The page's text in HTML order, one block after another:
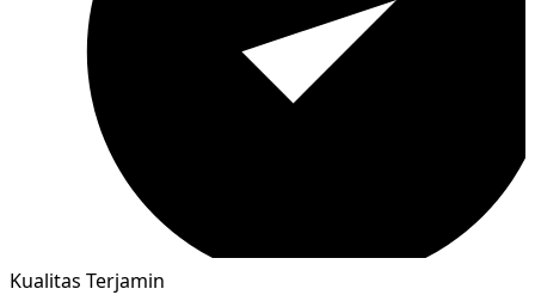
Kualitas Terjamin